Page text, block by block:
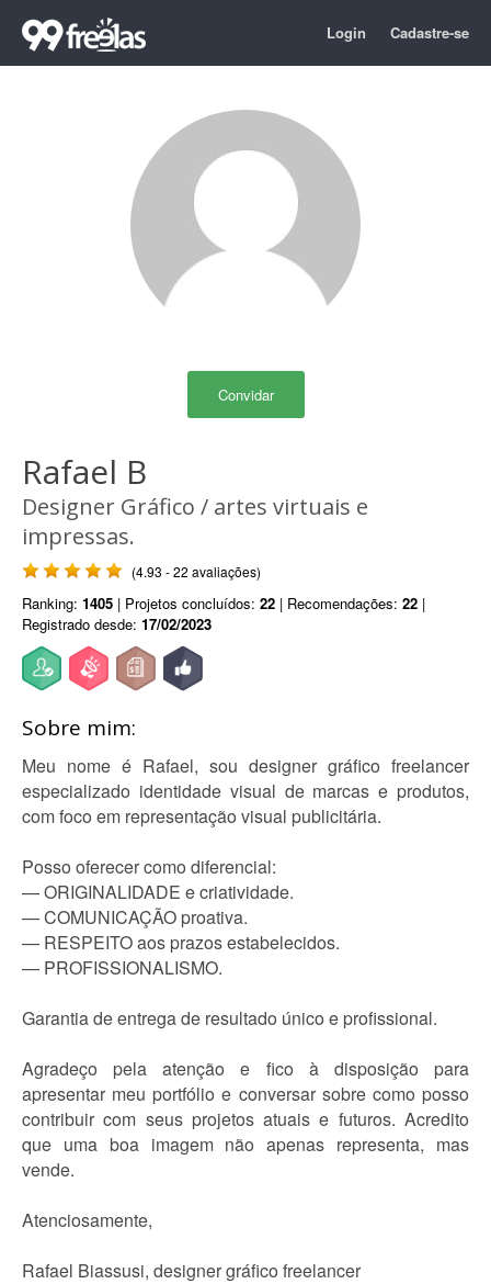
Login Cadastre-se
Convidar
Rafael B
Designer Gráfico / artes virtuais e
impressas.
(4.93 - 22 avaliações)
Ranking: 1405 | Projetos concluídos: 22 | Recomendações: 22 |
Registrado desde: 17/02/2023
Sobre mim:
Meu nome é Rafael, sou designer gráfico freelancer
especializado identidade visual de marcas e produtos,
com foco em representação visual publicitária.
Posso oferecer como diferencial:
— ORIGINALIDADE e criatividade.
— COMUNICAÇÃO proativa.
— RESPEITO aos prazos estabelecidos.
— PROFISSIONALISMO.
Garantia de entrega de resultado único e profissional.
Agradeço pela atenção e fico à disposição para
apresentar meu portfólio e conversar sobre como posso
contribuir com seus projetos atuais e futuros. Acredito
que uma boa imagem não apenas representa, mas
vende.
Atenciosamente,
Rafael Biassusi, designer gráfico freelancer